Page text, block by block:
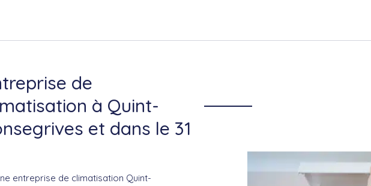
de
à Quint-
et dans le 31
entreprise de climatisation Quint-